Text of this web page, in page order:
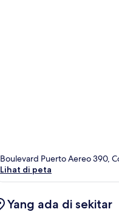
Boulevard Puerto Aereo 390,
Lihat di peta
Yang ada di sekitar